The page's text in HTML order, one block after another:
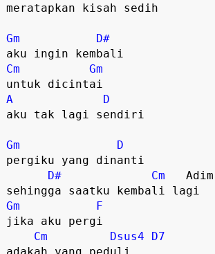
meratapkan kisah sedih
Gm
D#
Cm
Gm
A
D
aku tak lagi sendiri
Gm
D
pergiku yang dinanti
D#
Cm
   Adim
Gm
F
jika aku pergi
Cm
Dsus4
D7